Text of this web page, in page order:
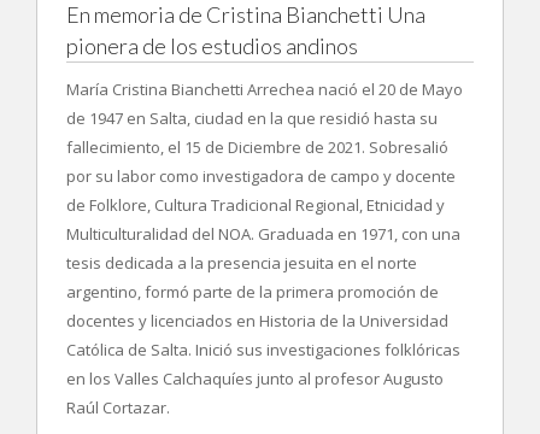
En memoria de Cristina Bianchetti Una
pionera de los estudios andinos
María Cristina Bianchetti Arrechea nació el 20 de Mayo
de 1947 en Salta, ciudad en la que residió hasta su
fallecimiento, el 15 de Diciembre de 2021. Sobresalió
por su labor como investigadora de campo y docente
de Folklore, Cultura Tradicional Regional, Etnicidad y
Multiculturalidad del NOA. Graduada en 1971, con una
tesis dedicada a la presencia jesuita en el norte
argentino, formó parte de la primera promoción de
docentes y licenciados en Historia de la Universidad
Católica de Salta. Inició sus investigaciones folklóricas
en los Valles Calchaquíes junto al profesor Augusto
Raúl Cortazar.